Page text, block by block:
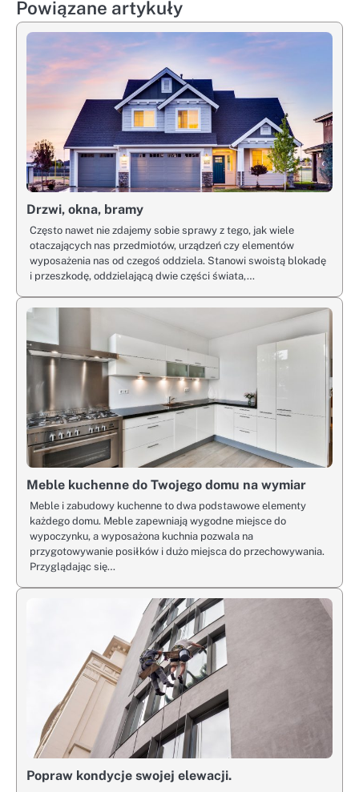
Powiązane artykuły
Drzwi, okna, bramy
Często nawet nie zdajemy sobie sprawy z tego, jak wiele
otaczających nas przedmiotów, urządzeń czy elementów
wyposażenia nas od czegoś oddziela. Stanowi swoistą blokadę
i przeszkodę, oddzielającą dwie części świata,…
Meble kuchenne do Twojego domu na wymiar
Meble i zabudowy kuchenne to dwa podstawowe elementy
każdego domu. Meble zapewniają wygodne miejsce do
wypoczynku, a wyposażona kuchnia pozwala na
przygotowywanie posiłków i dużo miejsca do przechowywania.
Przyglądając się…
Popraw kondycje swojej elewacji.